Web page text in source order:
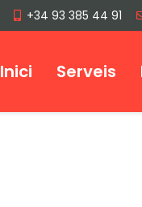
+34 93 385 44 91
Inici Serveis